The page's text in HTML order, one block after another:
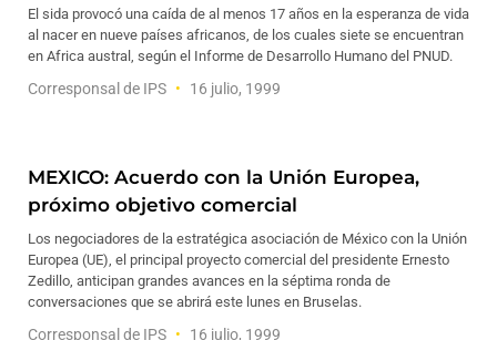
El sida provocó una caída de al menos 17 años en la esperanza de vida
al nacer en nueve países africanos, de los cuales siete se encuentran
en Africa austral, según el Informe de Desarrollo Humano del PNUD.
Corresponsal de IPS 16 julio, 1999
MEXICO: Acuerdo con la Unión Europea,
próximo objetivo comercial
Los negociadores de la estratégica asociación de México con la Unión
Europea (UE), el principal proyecto comercial del presidente Ernesto
Zedillo, anticipan grandes avances en la séptima ronda de
conversaciones que se abrirá este lunes en Bruselas.
Corresponsal de IPS 16 julio, 1999